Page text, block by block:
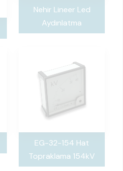
Nehir Lineer Led
Aydınlatma
EG-32-154 Hat
Topraklama 154kV